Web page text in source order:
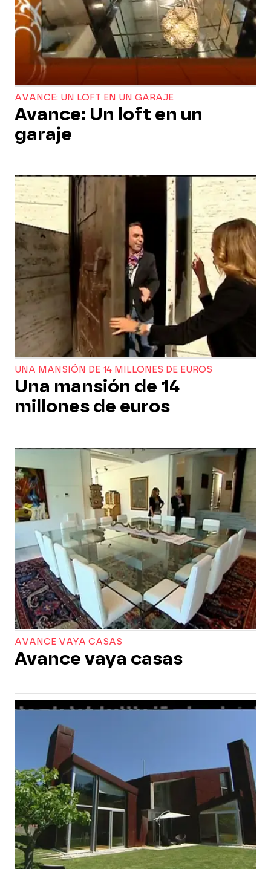
AVANCE: UN LOFT EN UN GARAJE
Avance: Un loft en un
garaje
UNA MANSIÓN DE 14 MILLONES DE EUROS
Una mansión de 14
millones de euros
AVANCE VAYA CASAS
Avance vaya casas